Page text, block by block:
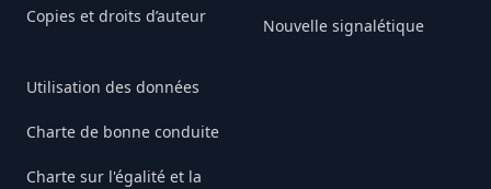
Copies et droits d’auteur
Utilisation des données
Charte de bonne conduite
Charte sur l'égalité et la
Nouvelle signalétique